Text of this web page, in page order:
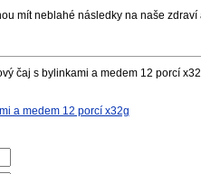
mít neblahé následky na naše zdraví
čaj s bylinkami a medem 12 porcí
a medem 12 porcí x32g